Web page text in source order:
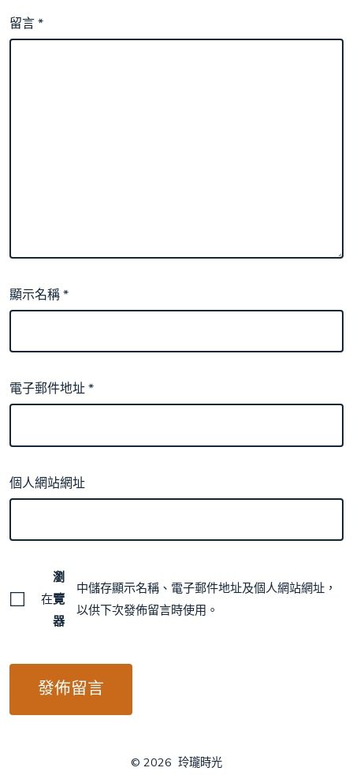
留言*
顯示名稱*
電子郵件地址*
個人網站網址
在
瀏
覽
器
中儲存顯示名稱、電子郵件地址及個人網站網址，
以供下次發佈留言時使用。
© 2026 玲瓏時光